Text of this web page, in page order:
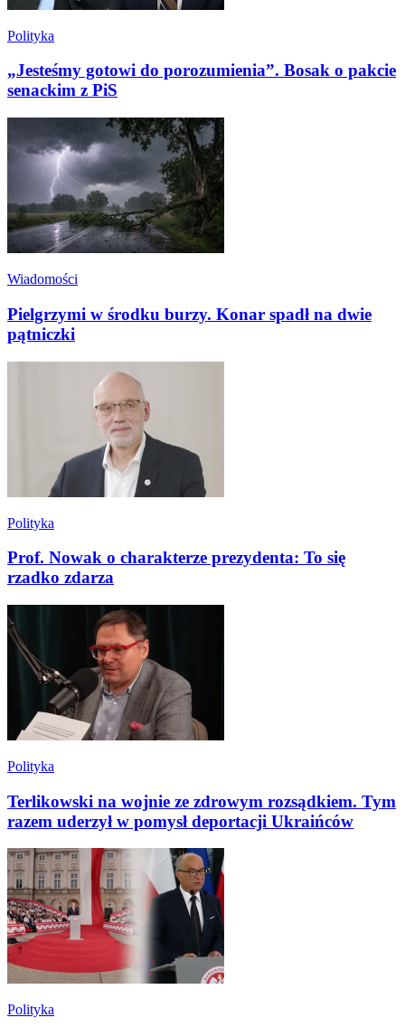
Polityka
„Jesteśmy gotowi do porozumienia”. Bosak o pakcie
senackim z PiS
Wiadomości
Pielgrzymi w środku burzy. Konar spadł na dwie
pątniczki
Polityka
Prof. Nowak o charakterze prezydenta: To się
rzadko zdarza
Polityka
Terlikowski na wojnie ze zdrowym rozsądkiem. Tym
razem uderzył w pomysł deportacji Ukraińców
Polityka